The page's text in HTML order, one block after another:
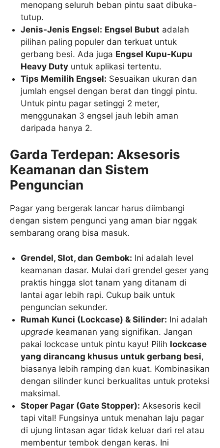
menopang seluruh beban pintu saat dibuka-
tutup.
Jenis-Jenis Engsel: Engsel Bubut adalah
pilihan paling populer dan terkuat untuk
gerbang besi. Ada juga Engsel Kupu-Kupu
Heavy Duty untuk aplikasi tertentu.
Tips Memilih Engsel: Sesuaikan ukuran dan
jumlah engsel dengan berat dan tinggi pintu.
Untuk pintu pagar setinggi 2 meter,
menggunakan 3 engsel jauh lebih aman
daripada hanya 2.
Garda Terdepan: Aksesoris
Keamanan dan Sistem
Penguncian
Pagar yang bergerak lancar harus diimbangi
dengan sistem pengunci yang aman biar nggak
sembarang orang bisa masuk.
Grendel, Slot, dan Gembok: Ini adalah level
keamanan dasar. Mulai dari grendel geser yang
praktis hingga slot tanam yang ditanam di
lantai agar lebih rapi. Cukup baik untuk
penguncian sekunder.
Rumah Kunci (Lockcase) & Silinder: Ini adalah
upgrade keamanan yang signifikan. Jangan
pakai lockcase untuk pintu kayu! Pilih lockcase
yang dirancang khusus untuk gerbang besi,
biasanya lebih ramping dan kuat. Kombinasikan
dengan silinder kunci berkualitas untuk proteksi
maksimal.
Stoper Pagar (Gate Stopper): Aksesoris kecil
tapi vital! Fungsinya untuk menahan laju pagar
di ujung lintasan agar tidak keluar dari rel atau
membentur tembok dengan keras. Ini